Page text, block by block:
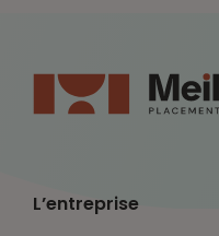
L’entreprise